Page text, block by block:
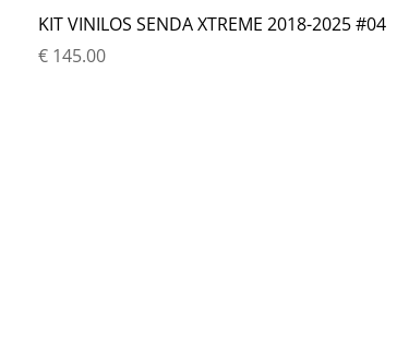
KIT VINILOS SENDA XTREME 2018-2025 #04
€145.00